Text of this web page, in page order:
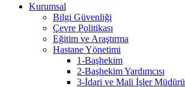
Kurumsal
Bilgi Güvenliği
Çevre Politikası
Eğitim ve Araştırma
Hastane Yönetimi
1-Başhekim
2-Başhekim Yardımcısı
3-İdari ve Mali İşler Müdürü